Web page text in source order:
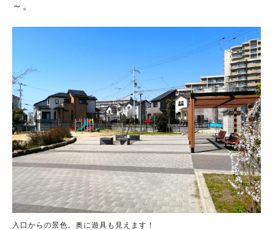
～。
入口からの景色。奥に遊具も見えます！